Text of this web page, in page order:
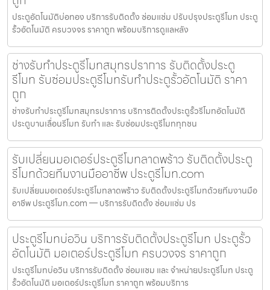
ประตูอัตโนมัติบ่อทอง บริการรับติดตั้ง ซ่อมแซ่ม ปรับปรุงประตูรีโมท ประตู
รั้วอัตโนมัติ ครบวงจร ราคาถูก พร้อมบริการดูแลหลัง
ช่างรับทำประตูรีโมทสมุทรปราการ รับติดตั้งประตู
รีโมท รับซ่อมประตูรีโมทรับทำประตูรั้วอัตโนมัติ ราคา
ถูก
ช่างรับทำประตูรีโมทสมุทรปราการ บริการติดตั้งประตูรั้วรีโมทอัตโนมัติ
ประตูบานเลื่อนรีโมท รับทำ และ รับซ่อมประตูรีโมททุกชน
รับเปลี่ยนมอเตอร์ประตูรีโมทลาดพร้าว รับติดตั้งประตู
รีโมทด้วยทีมงานมืออาชีพ ประตูรีโมท.com
รับเปลี่ยนมอเตอร์ประตูรีโมทลาดพร้าว รับติดตั้งประตูรีโมทด้วยทีมงานมือ
อาชีพ ประตูรีโมท.com — บริการรับติดตั้ง ซ่อมแซ่ม ปร
ประตูรีโมทบ่อวิน บริการรับติดตั้งประตูรีโมท ประตูรั้ว
อัตโนมัติ มอเตอร์ประตูรีโมท ครบวงจร ราคาถูก
ประตูรีโมทบ่อวิน บริการรับติดตั้ง ซ่อมแซม และ จำหน่ายประตูรีโมท ประตู
รั้วอัตโนมัติ มอเตอร์ประตูรีโมท ราคาถูก พร้อมบริการ